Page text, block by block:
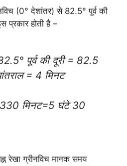
(0° देशांतर) से 82.5° पूर्व की
प्रकार होती है –
पूर्व की दूरी = 82.5
= 4 मिनट
मिनट=5 घंटे 30
रेखा ग्रीनविच मानक समय